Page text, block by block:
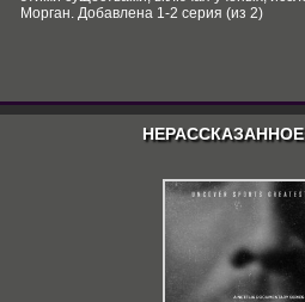
Морган. Добавлена 1-2 серия (из 2)